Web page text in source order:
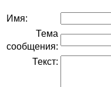
Имя:
Тема
сообщения:
Текст: